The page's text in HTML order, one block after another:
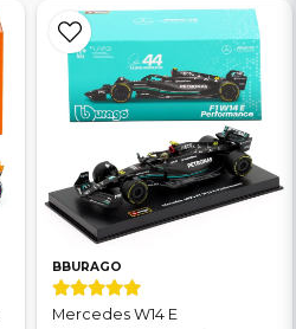
BBURAGO
Mercedes W14 E